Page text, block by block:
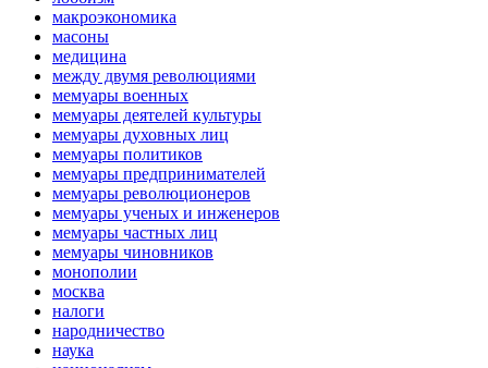
макроэкономика
масоны
медицина
между двумя революциями
мемуары военных
мемуары деятелей культуры
мемуары духовных лиц
мемуары политиков
мемуары предпринимателей
мемуары революционеров
мемуары ученых и инженеров
мемуары частных лиц
мемуары чиновников
монополии
москва
налоги
народничество
наука